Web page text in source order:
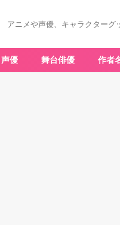
アニメや声優、キャラクターグ
声優 舞台俳優 作者